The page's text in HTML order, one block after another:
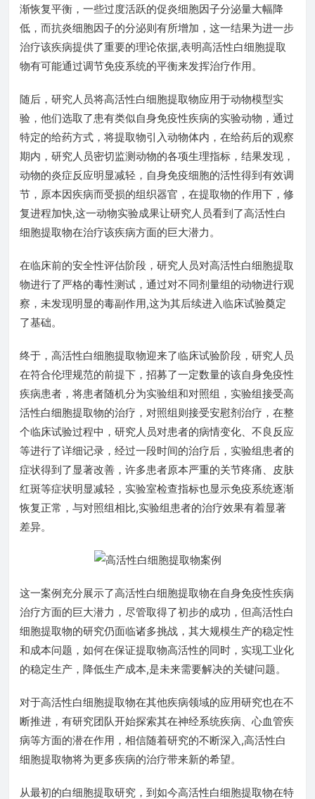
渐恢复平衡，一些过度活跃的促炎细胞因子分泌量大幅降
低，而抗炎细胞因子的分泌则有所增加，这一结果为进一步
治疗该疾病提供了重要的理论依据,表明高活性白细胞提取
物有可能通过调节免疫系统的平衡来发挥治疗作用。
随后，研究人员将高活性白细胞提取物应用于动物模型实
验，他们选取了患有类似自身免疫性疾病的实验动物，通过
特定的给药方式，将提取物引入动物体内，在给药后的观察
期内，研究人员密切监测动物的各项生理指标，结果发现，
动物的炎症反应明显减轻，自身免疫细胞的活性得到有效调
节，原本因疾病而受损的组织器官，在提取物的作用下，修
复进程加快,这一动物实验成果让研究人员看到了高活性白
细胞提取物在治疗该疾病方面的巨大潜力。
在临床前的安全性评估阶段，研究人员对高活性白细胞提取
物进行了严格的毒性测试，通过对不同剂量组的动物进行观
察，未发现明显的毒副作用,这为其后续进入临床试验奠定
了基础。
终于，高活性白细胞提取物迎来了临床试验阶段，研究人员
在符合伦理规范的前提下，招募了一定数量的该自身免疫性
疾病患者，将患者随机分为实验组和对照组，实验组接受高
活性白细胞提取物的治疗，对照组则接受安慰剂治疗，在整
个临床试验过程中，研究人员对患者的病情变化、不良反应
等进行了详细记录，经过一段时间的治疗后，实验组患者的
症状得到了显著改善，许多患者原本严重的关节疼痛、皮肤
红斑等症状明显减轻，实验室检查指标也显示免疫系统逐渐
恢复正常，与对照组相比,实验组患者的治疗效果有着显著
差异。
这一案例充分展示了高活性白细胞提取物在自身免疫性疾病
治疗方面的巨大潜力，尽管取得了初步的成功，但高活性白
细胞提取物的研究仍面临诸多挑战，其大规模生产的稳定性
和成本问题，如何在保证提取物高活性的同时，实现工业化
的稳定生产，降低生产成本,是未来需要解决的关键问题。
对于高活性白细胞提取物在其他疾病领域的应用研究也在不
断推进，有研究团队开始探索其在神经系统疾病、心血管疾
病等方面的潜在作用，相信随着研究的不断深入,高活性白
细胞提取物将为更多疾病的治疗带来新的希望。
从最初的白细胞提取研究，到如今高活性白细胞提取物在特